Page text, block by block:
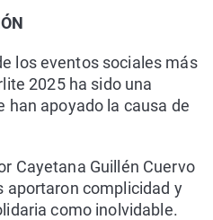
los eventos sociales más
2025 ha sido una
han apoyado la causa de
Cayetana Guillén Cuervo
aportaron complicidad y
como inolvidable.